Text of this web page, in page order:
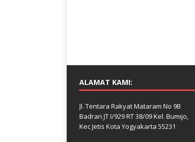
ALAMAT KAMI:
Jl. Tentara Rakyat Mataram No 9B
Badran JT I/929 RT 38/09 Kel. Bumijo,
Kec Jetis Kota Yogyakarta 55231